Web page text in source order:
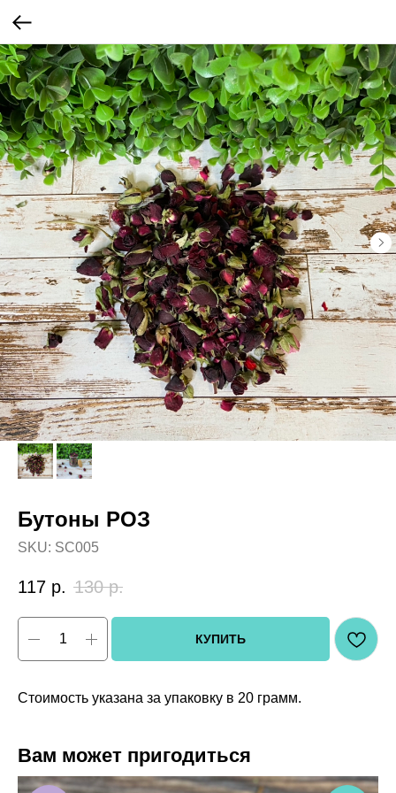
Бутоны РОЗ
SKU: SC005
117 р. 130 р.
КУПИТЬ
Стоимость указана за упаковку в 20 грамм.
Вам может пригодиться